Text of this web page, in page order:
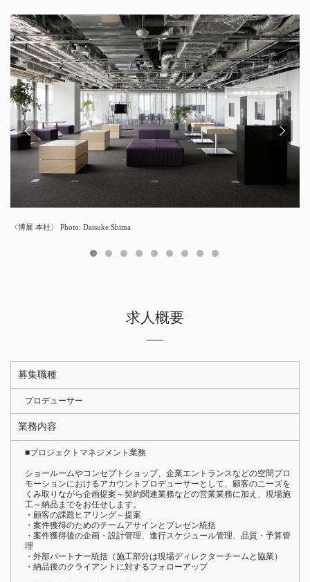
〈博展 本社〉 Photo: Daisuke Shima
〈マツダミュージアム〉 Photo: Akira Arai
〈fireworks studios〉Photo: Junpei Kato
〈ブルーボトルコーヒー ポップアップストア JR博多シティ / 山形屋〉 Photo:
〈ブルーボトルコーヒー ポップアップストア 渋谷スクランブルスクエア〉 Photo:
〈NTT東日本本社 改装プロジェクト〉 Photo: Daisuke Shima
〈スター精機 菊川ソリューションセンター〉Photo: Tomooki Kengaku
〈日本橋西川〉 Photo: Akira Arai
〈TERRA1012 ラボグロウンダイヤモンド専門店〉Photo: kimdonggyu
求人概要
募集職種
プロデューサー
業務内容
■プロジェクトマネジメント業務
ショールームやコンセプトショップ、企業エントランスなどの空間プロ
モーションにおけるアカウントプロデューサーとして、顧客のニーズを
くみ取りながら企画提案～契約関連業務などの営業業務に加え、現場施
工～納品までをお任せします。
・顧客の課題ヒアリング～提案
・案件獲得のためのチームアサインとプレゼン統括
・案件獲得後の企画・設計管理、進行スケジュール管理、品質・予算管
理
・外部パートナー統括（施工部分は現場ディレクターチームと協業）
・納品後のクライアントに対するフォローアップ